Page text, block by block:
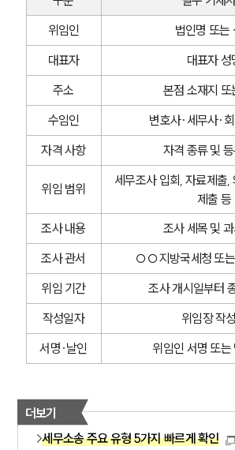
위임인
법인명 또는
대표자
대표자 성
주소
본점 소재지 또
수임인
변호사·세무사·
자격 사항
자격 종류 및
위임 범위
세무조사 입회, 자료제출,
제출 등
조사 내용
조사 세목 및
조사 관서
○○지방국세청 또
위임 기간
조사 개시일부터
작성일자
위임장 작
서명·날인
위임인 서명 또는
더보기
세무소송 주요 유형 5가지 빠르게 확인